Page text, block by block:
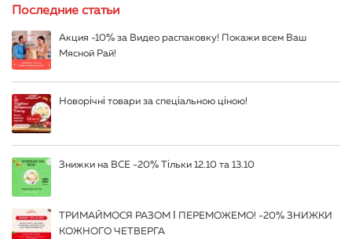
Последние статьи
Акция -10% за Видео распаковку! Покажи всем Ваш
Мясной Рай!
Новорічні товари за спеціальною ціною!
Знижки на ВСЕ -20% Тільки 12.10 та 13.10
ТРИМАЙМОСЯ РАЗОМ І ПЕРЕМОЖЕМО! -20% ЗНИЖКИ
КОЖНОГО ЧЕТВЕРГА